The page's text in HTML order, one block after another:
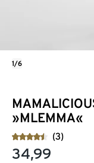
»MLEMMA«
(3)
34,99
1/6